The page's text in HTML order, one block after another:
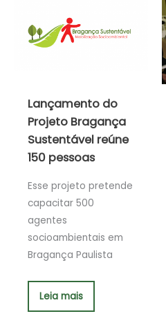
Lançamento do
Projeto Bragança
Sustentável reúne
150 pessoas
Esse projeto pretende
capacitar 500
agentes
socioambientais em
Bragança Paulista
Leia mais